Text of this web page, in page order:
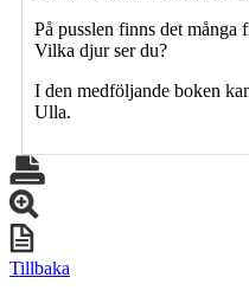
På pusslen finns det många
Vilka djur ser du?
I den medföljande boken
Ulla.
Tillbaka